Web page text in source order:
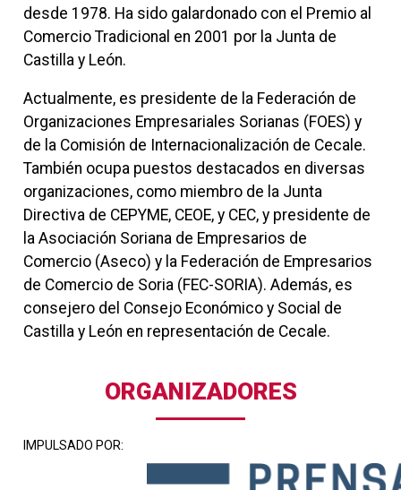
desde 1978. Ha sido galardonado con el Premio al
Comercio Tradicional en 2001 por la Junta de
Castilla y León.
Actualmente, es presidente de la Federación de
Organizaciones Empresariales Sorianas (FOES) y
de la Comisión de Internacionalización de Cecale.
También ocupa puestos destacados en diversas
organizaciones, como miembro de la Junta
Directiva de CEPYME, CEOE, y CEC, y presidente de
la Asociación Soriana de Empresarios de
Comercio (Aseco) y la Federación de Empresarios
de Comercio de Soria (FEC-SORIA). Además, es
consejero del Consejo Económico y Social de
Castilla y León en representación de Cecale.
ORGANIZADORES
IMPULSADO POR: